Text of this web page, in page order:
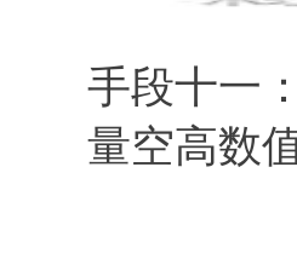
手段十一
量空高数